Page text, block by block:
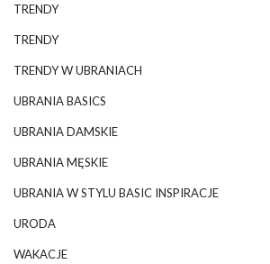
TRENDY
TRENDY
TRENDY W UBRANIACH
UBRANIA BASICS
UBRANIA DAMSKIE
UBRANIA MĘSKIE
UBRANIA W STYLU BASIC INSPIRACJE
URODA
WAKACJE